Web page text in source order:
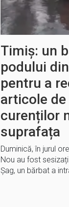
Timiș: un
podului
pentru a
articole
curenților
suprafața
Duminică, în jurul
Nou au fost
Șag, un bărbat a